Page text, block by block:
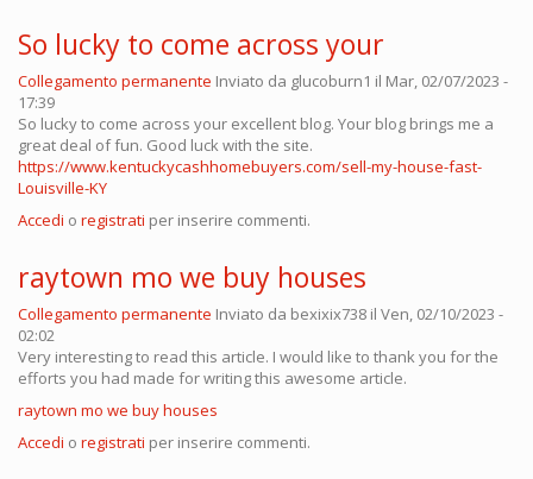
So lucky to come across your
Collegamento permanente Inviato da glucoburn1 il Mar, 02/07/2023 -
17:39
So lucky to come across your excellent blog. Your blog brings me a
great deal of fun. Good luck with the site.
https://www.kentuckycashhomebuyers.com/sell-my-house-fast-
Louisville-KY
Accedi o registrati per inserire commenti.
raytown mo we buy houses
Collegamento permanente Inviato da bexixix738 il Ven, 02/10/2023 -
02:02
Very interesting to read this article. I would like to thank you for the
efforts you had made for writing this awesome article.
raytown mo we buy houses
Accedi o registrati per inserire commenti.